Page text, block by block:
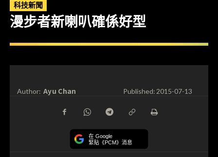
科技新聞
漫步者新喇叭確係好型
Author: Ayu Chan Published:2015-07-13
在 Google
緊貼《PCM》消息